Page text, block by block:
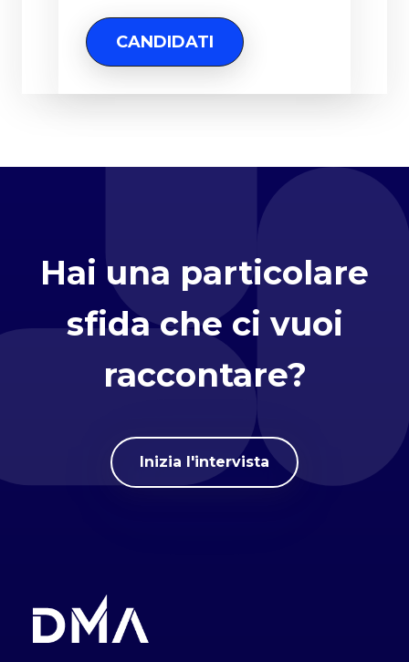
Hai una particolare
sfida che ci vuoi
raccontare?
Inizia l'intervista